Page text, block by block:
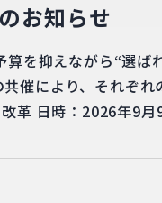
お知らせ
を抑えながら“選ば
催により、それぞ
革 日時：2026年9